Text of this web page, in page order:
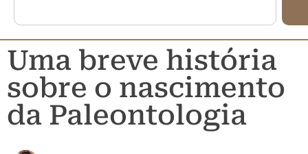
Uma breve história
sobre o nascimento
da Paleontologia